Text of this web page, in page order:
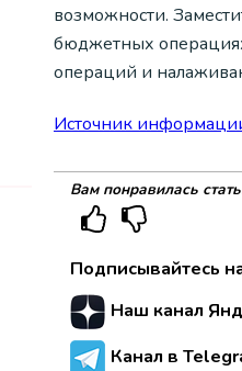
возможности.
бюджетных
операций и
Источник
Вам понравилась
Подписывайтесь
Наш канал
Канал в